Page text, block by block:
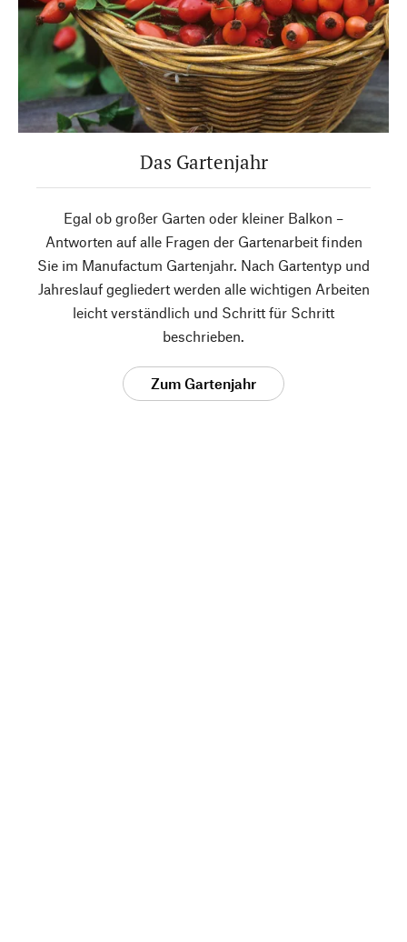
Das Gartenjahr
Egal ob großer Garten oder kleiner Balkon –
Antworten auf alle Fragen der Gartenarbeit finden
Sie im Manufactum Gartenjahr. Nach Gartentyp und
Jahreslauf gegliedert werden alle wichtigen Arbeiten
leicht verständlich und Schritt für Schritt
beschrieben.
Zum Gartenjahr